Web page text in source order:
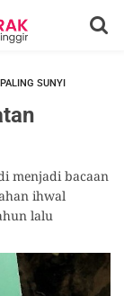
SUNYI
menjadi bacaan
ihwal
lalu